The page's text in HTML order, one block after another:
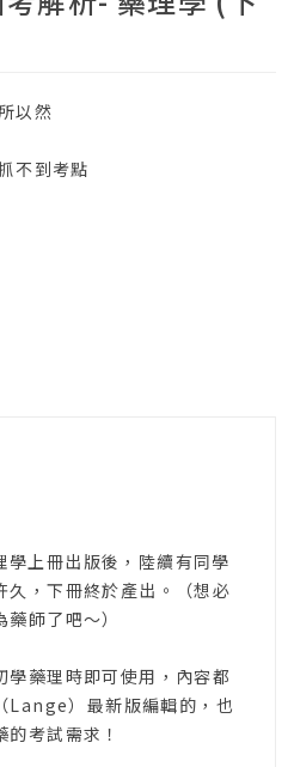
以然
不到考點
冊出版後，陸續有同學
久，下冊終於產出。（想必
師了吧～）
藥理時即可使用，內容都
Lange）最新版編輯的，也
考試需求！